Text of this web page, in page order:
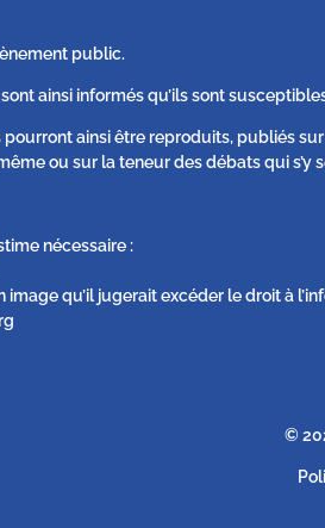
public.
ainsi informés qu’ils sont
ainsi être reproduits, publiés
ou sur la teneur des débats qui s’y
nécessaire :
image qu’il jugerait excéder le droit à
©